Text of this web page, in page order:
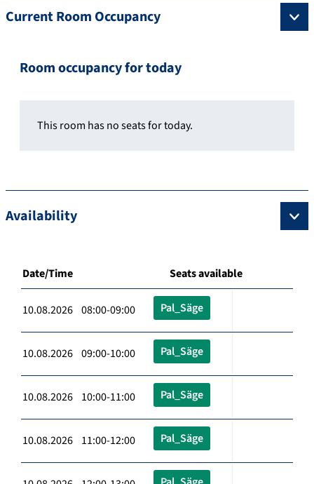
Current Room Occupancy
Room occupancy for today
This room has no seats for today.
Availability
Date/Time Seats available
10.08.2026 08:00-09:00 Pal_Säge
10.08.2026 09:00-10:00 Pal_Säge
10.08.2026 10:00-11:00 Pal_Säge
10.08.2026 11:00-12:00 Pal_Säge